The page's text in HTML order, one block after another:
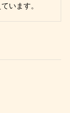
います。